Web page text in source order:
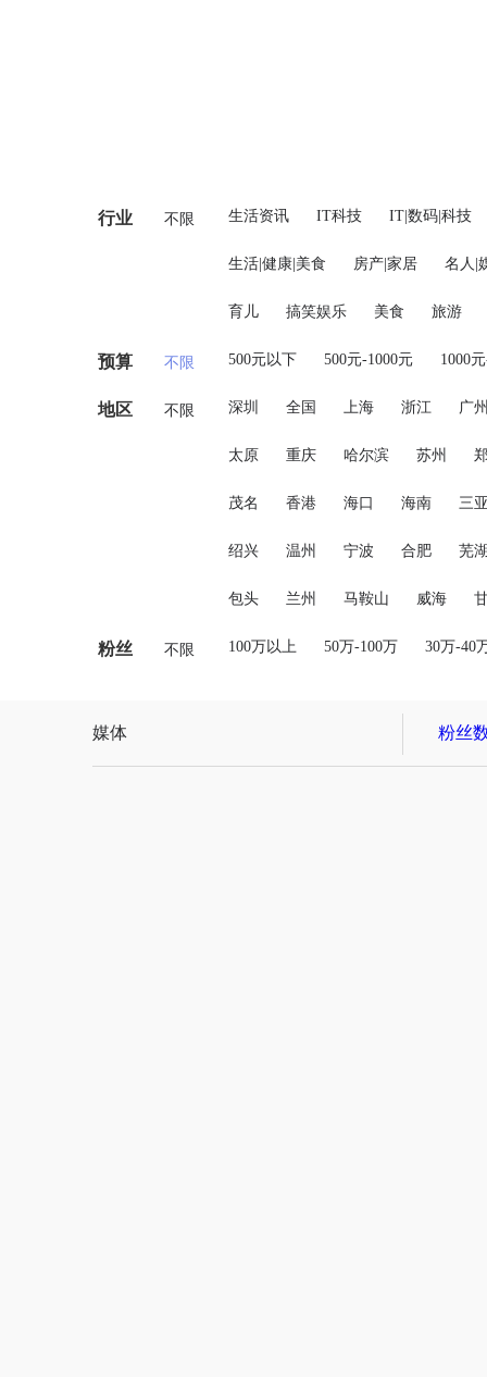
行业 不限 生活资讯 IT科技 IT|数码|科技
生活|健康|美食 房产|家居 名人|
育儿 搞笑娱乐 美食 旅游
预算 不限 500元以下 500元-1000元 1000
地区 不限 深圳 全国 上海 浙江 广
太原 重庆 哈尔滨 苏州
茂名 香港 海口 海南 三
绍兴 温州 宁波 合肥 芜
包头 兰州 马鞍山 威海
粉丝 不限 100万以上 50万-100万 30万-40
媒体 粉丝